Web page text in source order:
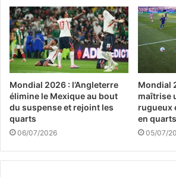
Mondial 2026 : l’Angleterre
élimine le Mexique au bout
du suspense et rejoint les
quarts
06/07/2026
Mondial
maîtrise
rugueux
en quarts
05/07/